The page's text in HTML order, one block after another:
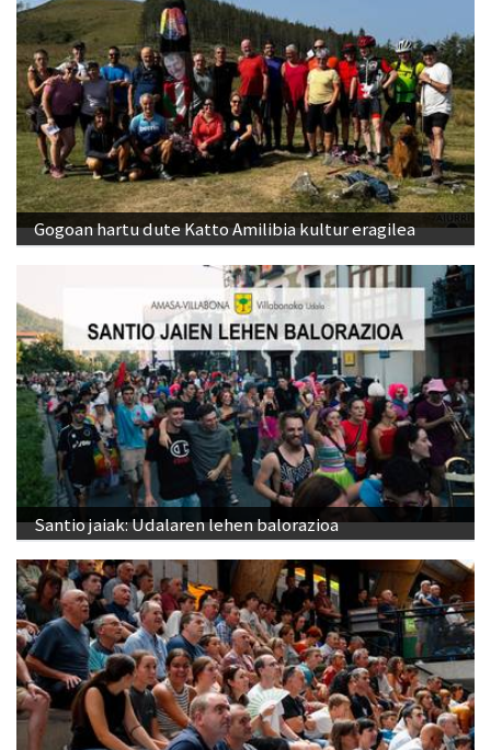
Gogoan hartu dute Katto Amilibia kultur eragilea
Santio jaiak: Udalaren lehen balorazioa